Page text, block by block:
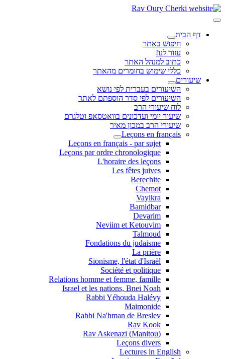
דף הבית
חיפוש באתר
עזור לנו!
כתוב למנהל האתר
כללי שימוש בחומרים מהאתר
שיעורים
השיעורים בעברית לפי נושא
השיעורים לפי סדר הוספתם לאתר
לוח שיעורי הרב
שיעור יומי ועדכונים בוואטסאפ וטלגרם
שיעורי הרב במכון מאיר
Leçons en français
Leçons en français - par sujet
Leçons par ordre chronologique
L'horaire des leçons
Les fêtes juives
Berechite
Chemot
Vayikra
Bamidbar
Devarim
Neviim et Ketouvim
Talmoud
Fondations du judaisme
La prière
Sionisme, l'état d'Israël
Société et politique
Relations homme et femme, famille
Israel et les nations, Bnei Noah
Rabbi Yéhouda Halévy
Maimonide
Rabbi Na'hman de Breslev
Rav Kook
(Rav Askenazi (Manitou
Leçons divers
Lectures in English